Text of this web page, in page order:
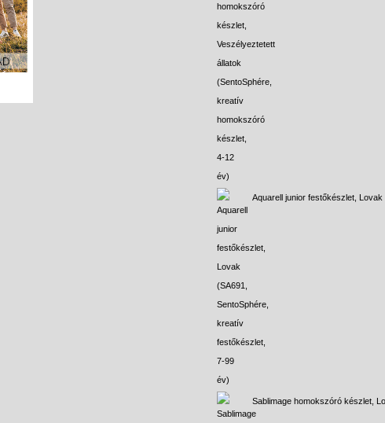
Aquarell junior festőkészlet, Lovak
Sablimage homokszóró készlet,